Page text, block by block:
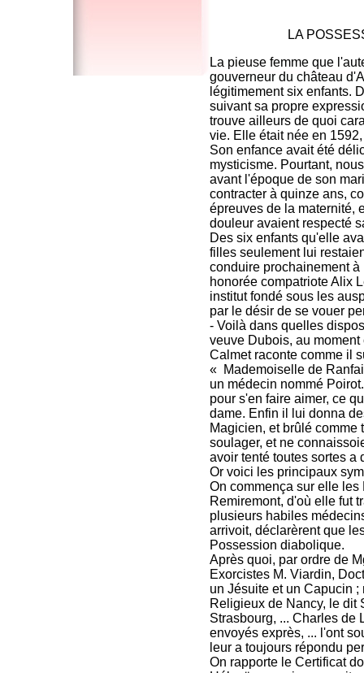
LA
La pieuse femme que
gouverneur du château
légitimement six enfants.
suivant sa propre
trouve ailleurs de quoi
vie. Elle était née en
Son enfance avait été
mysticisme. Pourtant,
avant l'époque de son
contracter à quinze ans,
épreuves de la maternité,
douleur avaient respecté
Des six enfants qu'elle
filles seulement lui
conduire prochainement
honorée compatriote Alix
institut fondé sous les
par le désir de se vouer
- Voilà dans quelles
veuve Dubois, au
Calmet raconte comme il
« Mademoiselle de
un médecin nommé
pour s'en faire aimer, ce
dame. Enfin il lui donna
Magicien, et brûlé
soulager, et ne
avoir tenté toutes sortes a
Or voici les principaux
On commença sur elle
Remiremont, d'où elle fut
plusieurs habiles
arrivoit, déclarèrent que
Possession diabolique.
Après quoi, par ordre de
Exorcistes M. Viardin,
un Jésuite et un Capucin
Religieux de Nancy, le dit
Strasbourg, ... Charles de
envoyés exprès, ... l'ont
leur a toujours répondu
On rapporte le Certificat